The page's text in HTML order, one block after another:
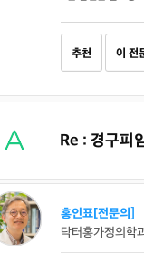
추천 이 전
Re : 경구피
홍인표[전문의]
닥터홍가정의학